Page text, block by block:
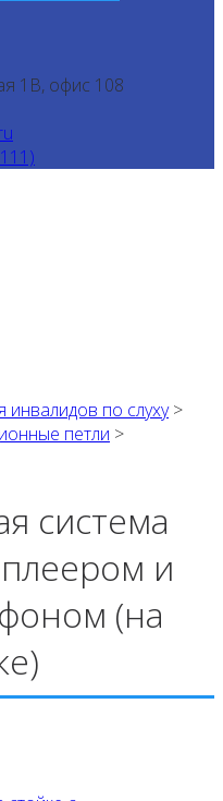
1В, офис 108
инвалидов по слуху>
петли >
система
и
(на